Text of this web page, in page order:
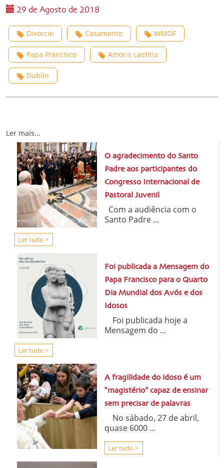
29 de Agosto de 2018
Divorcio Casamento WMOF
Papa Francisco Amoris Laetitia
Dublin
Ler mais...
O agradecimento do Santo
Padre aos participantes do
Congresso Internacional de
Pastoral Juvenil
Com a audiência com o
Santo Padre ...
Ler tudo >
Foi publicada a Mensagem do
Papa Francisco para o Quarto
Dia Mundial dos Avós e dos
Idosos
Foi publicada hoje a
Mensagem do ...
Ler tudo >
A fragilidade do idoso é um
“magistério” capaz de ensinar
sem precisar de palavras
No sábado, 27 de abril,
quase 6000 ...
Ler tudo >